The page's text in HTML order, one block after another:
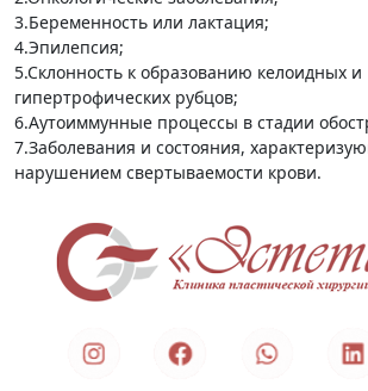
3.Беременность или лактация;
4.Эпилепсия;
5.Склонность к образованию келоидных и
гипертрофических рубцов;
6.Аутоиммунные процессы в стадии
7.Заболевания и состояния,
нарушением свертываемости крови.